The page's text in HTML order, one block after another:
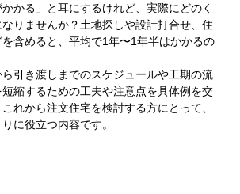
かかる」と耳にするけれど、実際にどのく
りませんか？土地探しや設計打合せ、住
含めると、平均で1年〜1年半はかかるの
引き渡しまでのスケジュールや工期の流
縮するための工夫や注意点を具体例を交
れから注文住宅を検討する方にとって、
に役立つ内容です。